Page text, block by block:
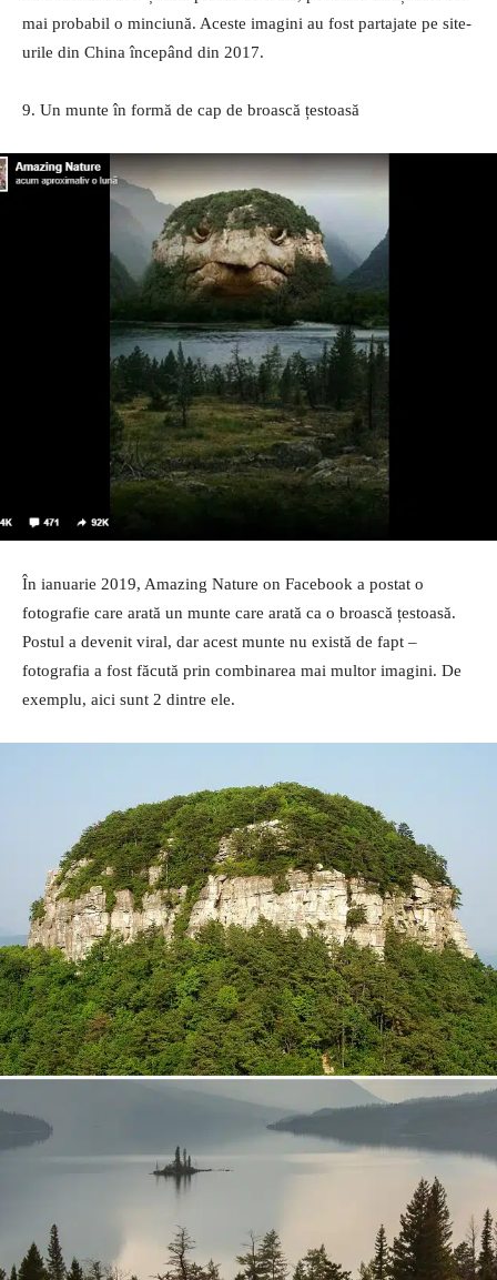
mai probabil o minciună. Aceste imagini au fost partajate pe site-
urile din China începând din 2017.
9. Un munte în formă de cap de broască țestoasă
În ianuarie 2019, Amazing Nature on Facebook a postat o
fotografie care arată un munte care arată ca o broască țestoasă.
Postul a devenit viral, dar acest munte nu există de fapt –
fotografia a fost făcută prin combinarea mai multor imagini. De
exemplu, aici sunt 2 dintre ele.